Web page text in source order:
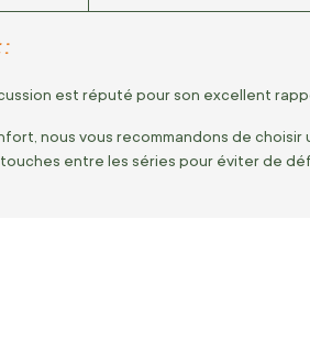
est réputé pour son excellent
nous vous recommandons de
entre les séries pour éviter de